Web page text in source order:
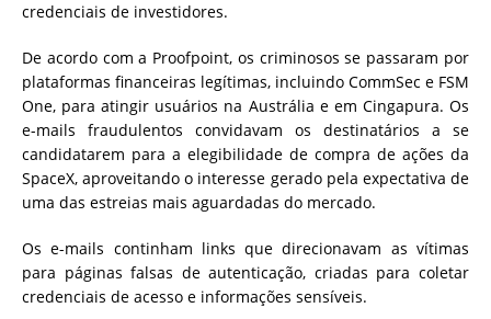
credenciais de investidores.
De acordo com a Proofpoint, os criminosos se passaram por
plataformas financeiras legítimas, incluindo CommSec e FSM
One, para atingir usuários na Austrália e em Cingapura. Os
e-mails fraudulentos convidavam os destinatários a se
candidatarem para a elegibilidade de compra de ações da
SpaceX, aproveitando o interesse gerado pela expectativa de
uma das estreias mais aguardadas do mercado.
Os e-mails continham links que direcionavam as vítimas
para páginas falsas de autenticação, criadas para coletar
credenciais de acesso e informações sensíveis.